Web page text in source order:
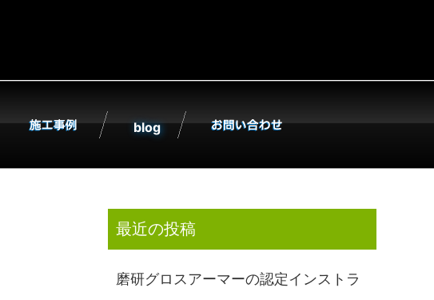
blog
最近の投稿
磨研グロスアーマーの認定インストラ